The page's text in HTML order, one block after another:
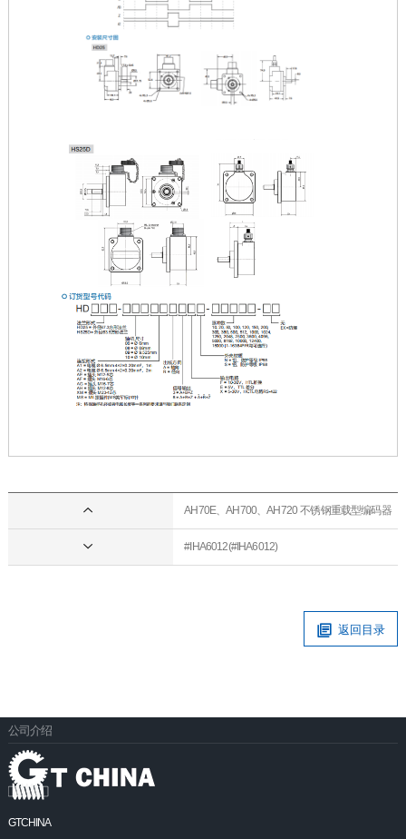
AH70E、AH700、AH720 不锈钢重载型编码器
#IHA6012(#IHA6012)
返回目录
公司介绍
GTCHINA